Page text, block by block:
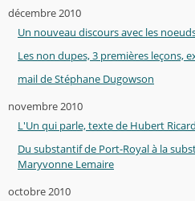
décembre 2010
Un nouveau discours avec les
Les non dupes, 3 premières leçons,
mail de Stéphane Dugowson
novembre 2010
L'Un qui parle, texte de Hubert Ricard
Du substantif de Port-Royal à la
Maryvonne Lemaire
octobre 2010